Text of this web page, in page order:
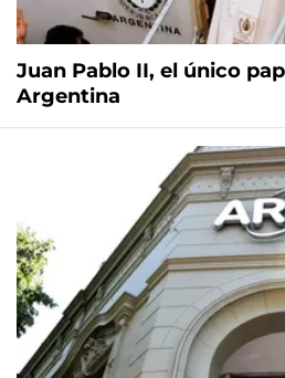
Juan Pablo II, el único
Argentina